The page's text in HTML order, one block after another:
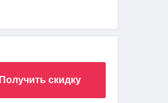
Получить скидку